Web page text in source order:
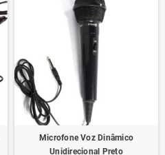
Microfone Voz Dinâmico
Unidirecional Preto